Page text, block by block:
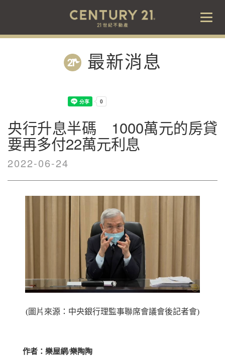
最新消息
央行升息半碼 1000萬元的房貸
要再多付22萬元利息
2022-06-24
(圖片來源：中央銀行理監事聯席會議會後記者會)
作者：樂屋網/樂陶陶